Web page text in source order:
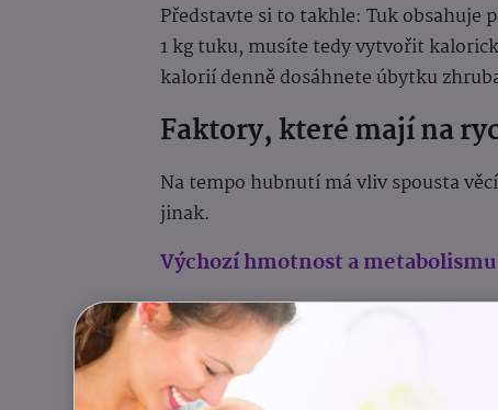
Představte si to takhle: Tuk
1 kg tuku, musíte tedy vytvořit
kalorií denně dosáhnete úbytku
Faktory, které mají na
Na tempo hubnutí má vliv spousta
jinak.
Výchozí hmotnost a
Lidé s vyšší počáteční váhou hubnou
metabolismus – jejich tělo zkrátka
váhy se tempo zpomaluje.